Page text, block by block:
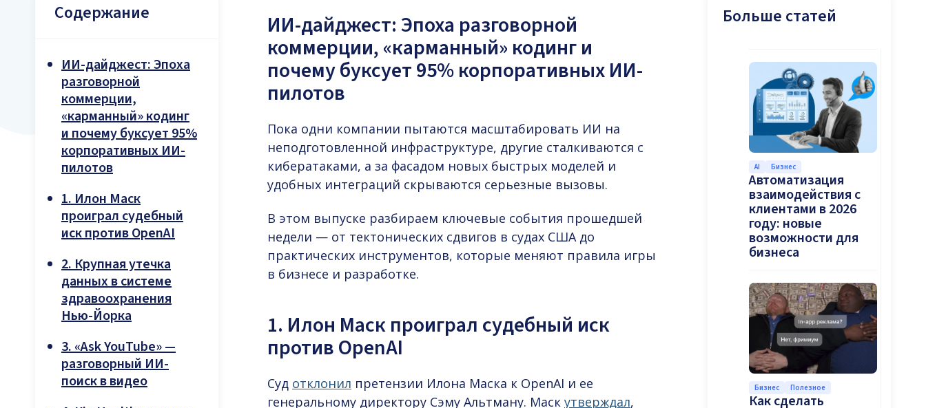
Содержание
ИИ-дайджест: Эпоха
разговорной
коммерции,
«карманный» кодинг
и почему буксует 95%
корпоративных ИИ-
пилотов
1. Илон Маск
проиграл судебный
иск против OpenAI
2. Крупная утечка
данных в системе
здравоохранения
Нью-Йорка
3. «Ask YouTube» —
разговорный ИИ-
поиск в видео
ИИ-дайджест: Эпоха разговорной
коммерции, «карманный» кодинг и
почему буксует 95% корпоративных ИИ-
пилотов
Пока одни компании пытаются масштабировать ИИ на
неподготовленной инфраструктуре, другие сталкиваются с
кибератаками, а за фасадом новых быстрых моделей и
удобных интеграций скрываются серьезные вызовы.
В этом выпуске разбираем ключевые события прошедшей
недели — от тектонических сдвигов в судах США до
практических инструментов, которые меняют правила игры
в бизнесе и разработке.
1. Илон Маск проиграл судебный иск
против OpenAI
Суд отклонил претензии Илона Маска к OpenAI и ее
генеральному директору Сэму Альтману. Маск утверждал,
Больше статей
AI Бизнес
Автоматизация
взаимодействия с
клиентами в 2026
году: новые
возможности для
бизнеса
Бизнес Полезное
Как сделать